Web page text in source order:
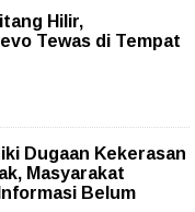
Hilir,
Tewas di Tempat
Dugaan Kekerasan
Masyarakat
Belum